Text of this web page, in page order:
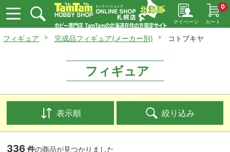
マイページ カート
0
フィギュア 完成品フィギュア(メーカー別) コトブキヤ
フィギュア
表示順 絞り込み
336 件の商品が見つかりました